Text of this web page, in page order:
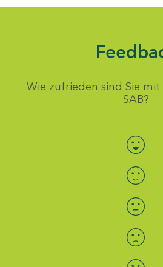
Wie zufrieden sind Sie
SAB?